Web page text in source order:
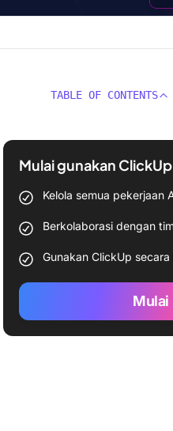
TABLE OF CONTENTS
Mulai gunakan
Kelola semua pekerjaan
Berkolaborasi dengan
Gunakan ClickUp
Mulai